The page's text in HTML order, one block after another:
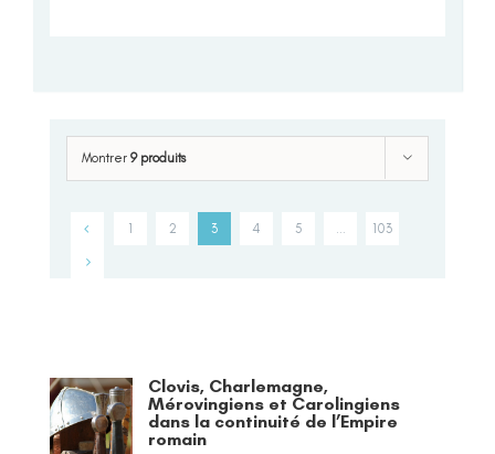
Montrer 9 produits
1 2 3 4 5 103
Clovis, Charlemagne,
Mérovingiens et Carolingiens
dans la continuité de l’Empire
romain